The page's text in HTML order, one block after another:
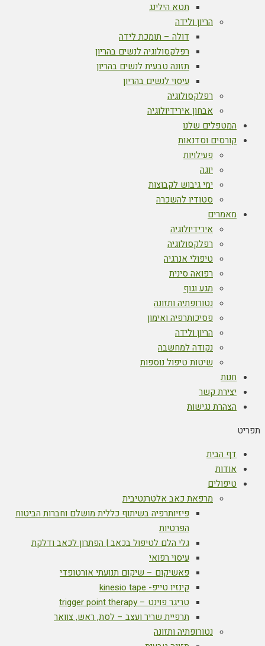
תטא הילינג
הריון ולידה
דולה – תומכת לידה
רפלקסולוגיה לנשים בהריון
תזונה טבעית לנשים בהריון
עיסוי לנשים בהריון
רפלקסולוגיה
אבחון אירידיולוגיה
המטפלים שלנו
קורסים וסדנאות
פעילויות
יוגה
ימי גיבוש לקבוצות
סטודיו להשכרה
מאמרים
אירידיולוגיה
רפלקסולוגיה
טיפולי אנרגיה
רפואה סינית
מגע וגוף
נטורופתיה ותזונה
פסיכותרפיה ואימון
הריון ולידה
נקודה למחשבה
שיטות טיפול נוספות
חנות
יצירת קשר
הצהרת נגישות
תפריט
דף הבית
אודות
טיפולים
מרפאת כאב אלטרנטיבית
פיזיותרפיה בשיתוף כללית מושלם וחברות הביטוח
הפרטיות
גלי הלם לטיפול בכאב | הפתרון לכאב ודלקת
עיסוי רפואי
פאשיקום – שיקום תנועתי אורטופדי
קינזיו טייפ- kinesio tape
טריגר פוינט – trigger point therapy
תרפיית שריר ועצב – לסת, ראש, צוואר
נטורופתיה ותזונה